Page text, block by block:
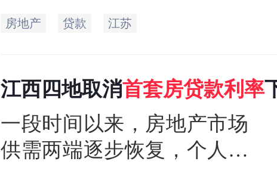
房地产 贷款 江苏
江西四地取消首套房贷款利率
一段时间以来，房地产市场
供需两端逐步恢复，个人住